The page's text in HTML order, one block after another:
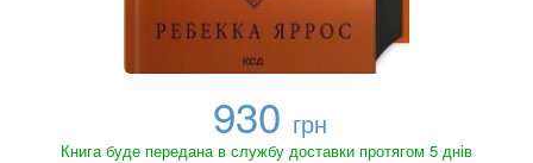
930 грн
Книга буде передана в службу доставки протягом 5 днів